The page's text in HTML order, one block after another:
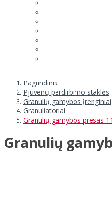
Pagrindinis
Pjuvenų perdirbimo staklės
Granulių gamybos įrenginiai
Granuliatoriai
Granulių gamybos presas
Granulių